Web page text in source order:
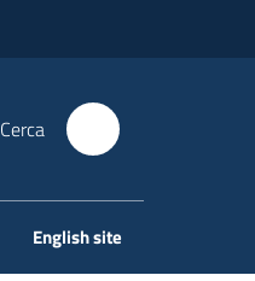
Cerca
English site